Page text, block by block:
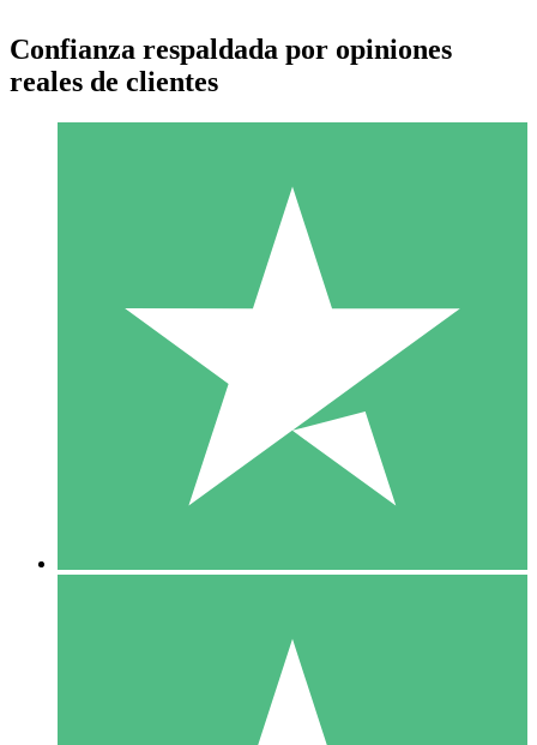
Paquetes de Créditos Individuales
Paga según el uso con créditos de descarga. Sin compromiso
10 00
10 Descargas
20 00
Confianza respaldada por opiniones
reales de clientes